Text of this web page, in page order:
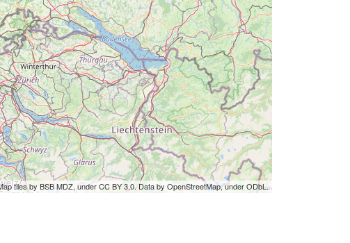
tiles by BSB MDZ, under CC BY 3.0. Data by OpenStreetMap, under ODbL.